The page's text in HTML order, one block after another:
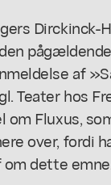
Dirckinck-
af
Teater hos
om Fluxus,
over, fordi
dette